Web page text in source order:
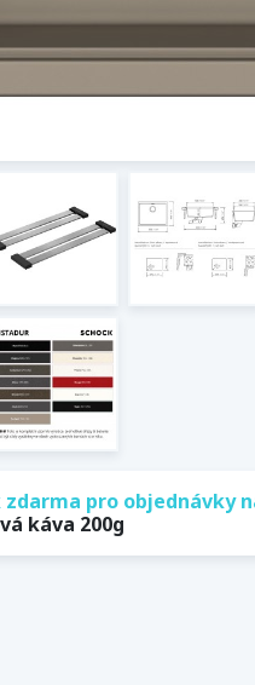
zdarma pro objednávky
káva 200g